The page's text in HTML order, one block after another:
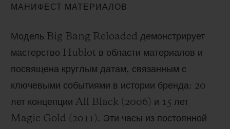
МАНИФЕСТ МАТЕРИАЛОВ
Модель Big Bang Reloaded демонстрирует
мастерство Hublot в области материалов и
посвящена круглым датам, связанным с
ключевыми событиями в истории бренда: 20
лет концепции All Black (2006) и 15 лет
Magic Gold (2011). Эти часы из постоянной